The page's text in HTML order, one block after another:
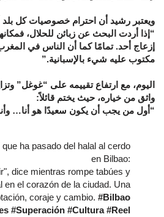
ويعتبر رشيد أن احترام خصوصيات كل
“إذا أردت البحث عن زبائن للحلال،
إزعاج أحد. تمامًا كما أن الناس في
مكتوب عليه شيء بالإسبانية.”
اليوم، مع ارتفاع تقييمه على “غوغل”
واثق من خياره، حيث يختم قائلاً:
“أول من يجب أن يكون سعيدًا هو أنا…
ha pasado del halal al cerdo
en Bilbao:
dice mientras rompe tabúes y
en el corazón de la ciudad. Una
coraje y cambio. #Bilbao
#Superación #Cultura #Reel